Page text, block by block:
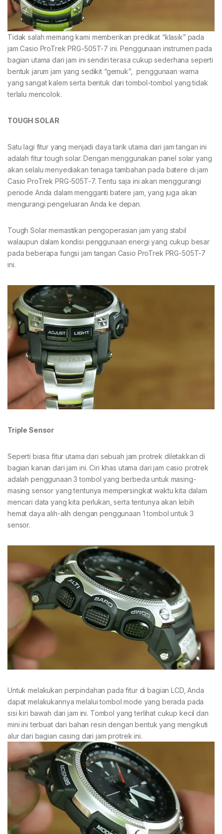
Tidak salah memang kami memberikan predikat “klasik” pada
jam Casio ProTrek PRG-505T-7 ini. Penggunaan instrumen pada
bagian utama dari jam ini sendiri terasa cukup sederhana seperti
bentuk jarum jam yang sedikit “gemuk”, penggunaan warna
yang sangat kalem serta bentuk dari tombol-tombol yang tidak
terlalu mencolok.
TOUGH SOLAR
Satu lagi fitur yang menjadi daya tarik utama dari jam tangan ini
adalah fitur tough solar. Dengan menggunakan panel solar yang
akan selalu menyediakan tenaga tambahan pada batere di jam
Casio ProTrek PRG-505T-7. Tentu saja ini akan menggurangi
periode Anda dalam mengganti batere jam, yang juga akan
mengurangi pengeluaran Anda ke depan.
Tough Solar memastikan pengoperasian jam yang stabil
walaupun dalam kondisi penggunaan energi yang cukup besar
pada beberapa fungsi jam tangan Casio ProTrek PRG-505T-7
ini.
Triple Sensor
Seperti biasa fitur utama dari sebuah jam protrek diletakkan di
bagian kanan dari jam ini. Ciri khas utama dari jam casio protrek
adalah penggunaan 3 tombol yang berbeda untuk masing-
masing sensor yang tentunya mempersingkat waktu kita dalam
mencari data yang kita perlukan, serta tentunya akan lebih
hemat daya alih-alih dengan penggunaan 1 tombol untuk 3
sensor.
Untuk melakukan perpindahan pada fitur di bagian LCD, Anda
dapat melakukannya melalui tombol mode yang berada pada
sisi kiri bawah dari jam ini. Tombol yang terlihat cukup kecil dan
mini ini terbuat dari bahan resin dengan bentuk yang mengikuti
alur dari bagian casing dari jam protrek ini.